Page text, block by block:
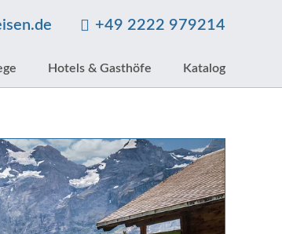
+49 2222 979214
Hotels & Gasthöfe Katalog